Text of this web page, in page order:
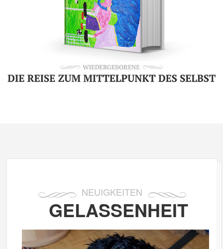
NEUIGKEITEN
GELASSENHEIT